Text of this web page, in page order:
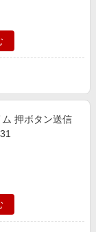
押ボタン送信